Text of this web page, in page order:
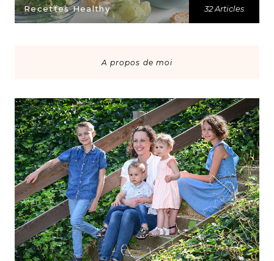
Recettes Healthy 32 Articles
A propos de moi